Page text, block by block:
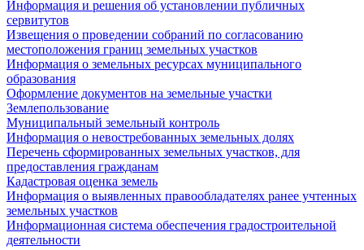
Информация и решения об установлении публичных
сервитутов
Извещения о проведении собраний по согласованию
местоположения границ земельных участков
Информация о земельных ресурсах муниципального
образования
Оформление документов на земельные участки
Землепользование
Муниципальный земельный контроль
Информация о невостребованных земельных долях
Перечень сформированных земельных участков, для
предоставления гражданам
Кадастровая оценка земель
Информация о выявленных правообладателях ранее учтенных
земельных участков
Информационная система обеспечения градостроительной
деятельности